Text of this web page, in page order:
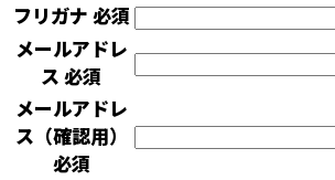
フリガナ 必須
メールアドレ
ス 必須
メールアドレ
ス（確認用）
必須